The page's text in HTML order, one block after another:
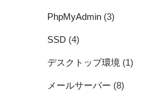
PhpMyAdmin (3)
SSD (4)
デスクトップ環境 (1)
メールサーバー (8)